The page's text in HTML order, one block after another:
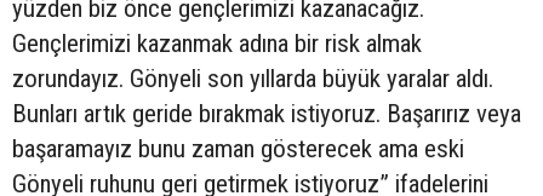
yüzden biz önce gençlerimizi kazanacağız.
Gençlerimizi kazanmak adına bir risk almak
zorundayız. Gönyeli son yıllarda büyük yaralar aldı.
Bunları artık geride bırakmak istiyoruz. Başarırız veya
başaramayız bunu zaman gösterecek ama eski
Gönyeli ruhunu geri getirmek istiyoruz” ifadelerini